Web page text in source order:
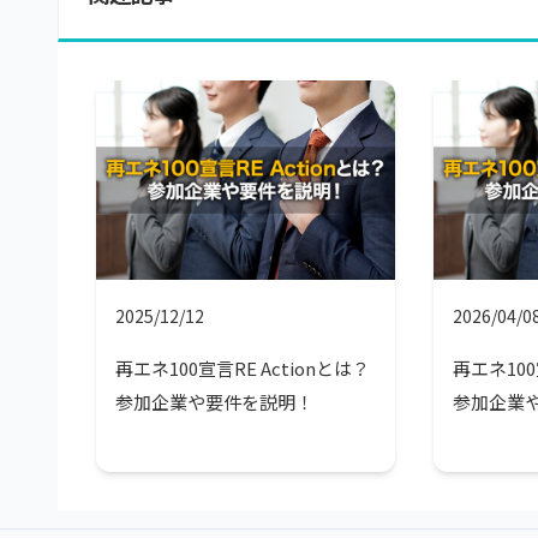
2025/12/12
再エネ100宣言RE Actionとは？
参加企業や要件を説明！
2026/04/
再エネ
参加企業